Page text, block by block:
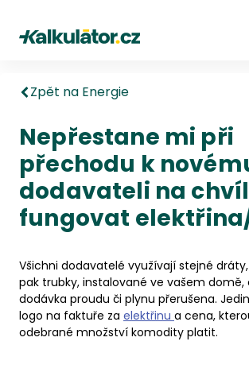
Kalkulátor.cz
Zpět na Energie
Nepřestane mi při
přechodu k
dodavateli na
fungovat
Všichni dodavatelé využívají stejné
pak trubky, instalované ve vašem
dodávka proudu či plynu přerušena.
logo na faktuře za elektřinu a cena,
odebrané množství komodity platit.